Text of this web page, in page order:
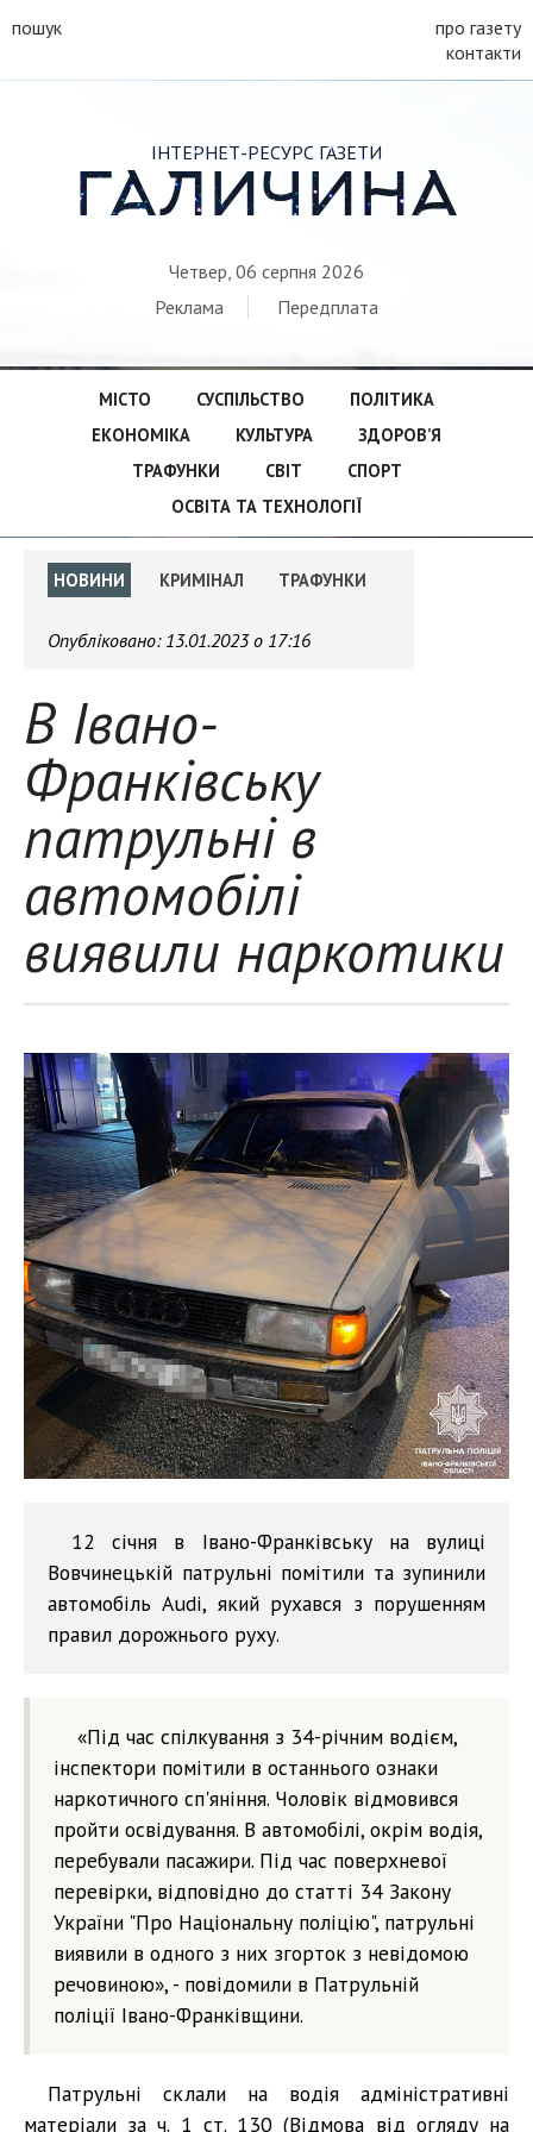
пошук
про газету
контакти
ІНТЕРНЕТ-РЕСУРС ГАЗЕТИ
ГАЛИЧИНА
Четвер, 06 серпня 2026
Реклама
Передплата
МІСТО СУСПІЛЬСТВО
ПОЛІТИКА
ЕКОНОМІКА
КУЛЬТУРА
ЗДОРОВ’Я
ТРАФУНКИ
СВІТ
СПОРТ
ОСВІТА ТА ТЕХНОЛОГІЇ
НОВИНИ КРИМІНАЛ ТРАФУНКИ
Опубліковано: 13.01.2023 о 17:16
В Івано-
Франківську
патрульні в
автомобілі
виявили наркотики
12 січня в Івано-Франківську на вулиці
Вовчинецькій патрульні помітили та зупинили
автомобіль Audi, який рухався з порушенням
правил дорожнього руху.
«Під час спілкування з 34-річним водієм,
інспектори помітили в останнього ознаки
наркотичного сп'яніння. Чоловік відмовився
пройти освідування. В автомобілі, окрім водія,
перебували пасажири. Під час поверхневої
перевірки, відповідно до статті 34 Закону
України "Про Національну поліцію", патрульні
виявили в одного з них згорток з невідомою
речовиною», - повідомили в Патрульній
поліції Івано-Франківщини.
Патрульні склали на водія адміністративні
матеріали за ч. 1 ст. 130 (Відмова від огляду на